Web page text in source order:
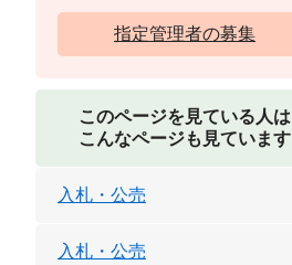
指定管理者の募集
このページを見ている人は
こんなページも見ています
入札・公売
入札・公売